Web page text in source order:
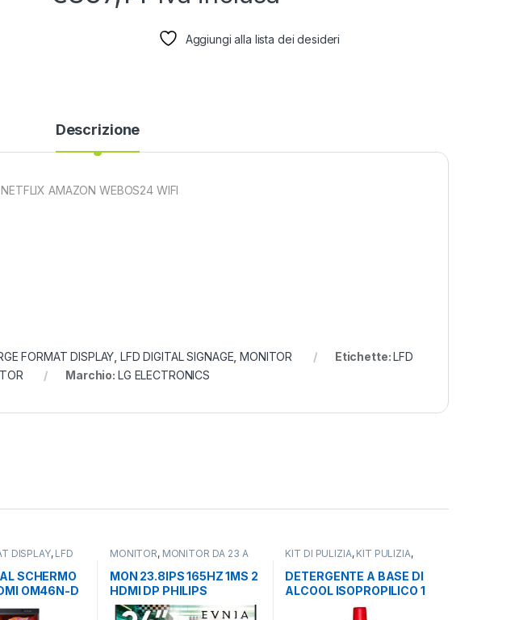
Aggiungi alla lista dei desideri
Descrizione
AMAZON WEBOS24 WIFI
FORMAT DISPLAY,LFD DIGITAL SIGNAGE,MONITOR Etichette:LFD
Marchio: LG ELECTRONICS
DISPLAY, LFD
SCHERMO
OM46N-D
MONITOR, MONITOR DA 23 A
MON 23.8IPS 165HZ 1MS 2
HDMI DP PHILIPS
24M1N3200ZS/00 EVNIA
KIT DI PULIZIA, KIT PULIZIA,
DETERGENTE A BASE DI
ALCOOL ISOPROPILICO 1